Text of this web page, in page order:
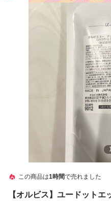
この商品は1時間で売れました
【オルビス】ユードットエ